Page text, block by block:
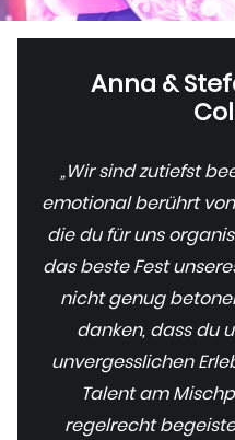
Anna &
„Wir sind zutiefst
emotional berührt
die du für uns
das beste Fest
nicht genug
danken, dass du
unvergesslichen
Talent am
regelrecht